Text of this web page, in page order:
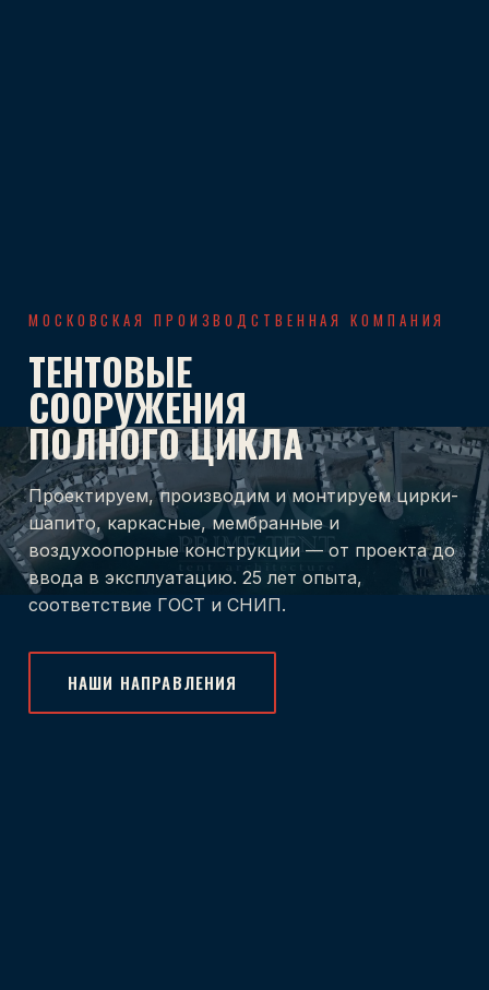
МОСКОВСКАЯ ПРОИЗВОДСТВЕННАЯ КОМПАНИЯ
ТЕНТОВЫЕ
СООРУЖЕНИЯ
ПОЛНОГО ЦИКЛА
Проектируем, производим и монтируем цирки-
шапито, каркасные, мембранные и
воздухоопорные конструкции — от проекта до
ввода в эксплуатацию. 25 лет опыта,
соответствие ГОСТ и СНИП.
НАШИ НАПРАВЛЕНИЯ